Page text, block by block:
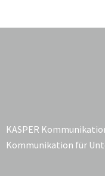
KASPER
Kommunikation für